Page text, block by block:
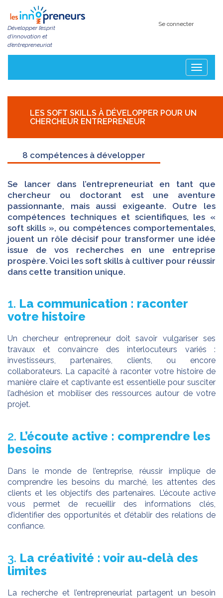
contenu
principal
Développer l’esprit
d’innovation et
d’entrepreneuriat
Se connecter
Toggle
navigation
LES SOFT SKILLS À DÉVELOPPER POUR UN
CHERCHEUR ENTREPRENEUR
8 compétences à développer
Se lancer dans l’entrepreneuriat en tant que
chercheur ou doctorant est une aventure
passionnante, mais aussi exigeante. Outre les
compétences techniques et scientifiques, les «
soft skills », ou compétences comportementales,
jouent un rôle décisif pour transformer une idée
issue de vos recherches en une entreprise
prospère. Voici les soft skills à cultiver pour réussir
dans cette transition unique.
1. La communication : raconter
votre histoire
Un chercheur entrepreneur doit savoir vulgariser ses
travaux et convaincre des interlocuteurs variés :
investisseurs, partenaires, clients, ou encore
collaborateurs. La capacité à raconter votre histoire de
manière claire et captivante est essentielle pour susciter
l’adhésion et mobiliser des ressources autour de votre
projet.
2. L’écoute active : comprendre les
besoins
Dans le monde de l’entreprise, réussir implique de
comprendre les besoins du marché, les attentes des
clients et les objectifs des partenaires. L’écoute active
vous permet de recueillir des informations clés,
d’identifier des opportunités et d’établir des relations de
confiance.
3. La créativité : voir au-delà des
limites
La recherche et l’entrepreneuriat partagent un besoin